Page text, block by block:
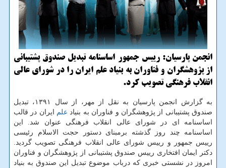
انجمن پارسیان: رییس جمهور اساسنامه تبدیل صندوق پشتیبانی
از پژوهشگران و فناوران به بنیاد علم ایران را در شورای عالی
انقلاب فرهنگی تصویب کرد.
به گزارش انجمن پارسیان به نقل از مهر، از سال ۱۳۹۱، تبدیل
صندوق پشتیبانی از پژوهشگران و فناوران به بنیاد علم ایران در قالب
اساسنامه ای در شورای عالی انقلاب فرهنگی عنوان شد. این
اساسنامه چند روز گذشته برمبنای دستور حجت الاسلام رئیسی
رییس جمهور و رییس شورای عالی انقلاب فرهنگی تصویب گردید.
دکتر ایمان افتخاری رییس صندوق پشتیبانی از پژوهشگران و فناوران
امروز در نشستی خبری که درباب موضوع تبدیل این صندوق به بنیاد